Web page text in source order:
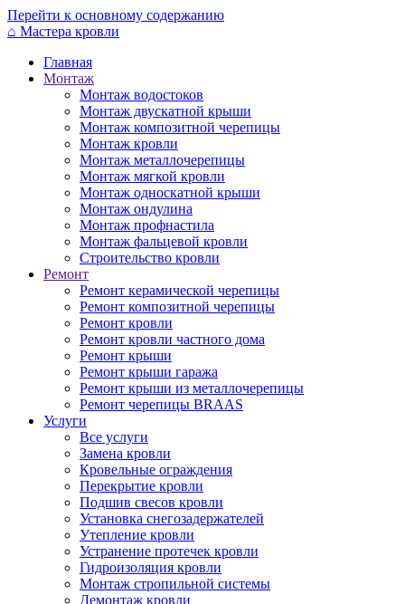
Перейти к основному содержанию
⌂ Мастера кровли
Главная
Монтаж
Монтаж водостоков
Монтаж двускатной крыши
Монтаж композитной черепицы
Монтаж кровли
Монтаж металлочерепицы
Монтаж мягкой кровли
Монтаж односкатной крыши
Монтаж ондулина
Монтаж профнастила
Монтаж фальцевой кровли
Строительство кровли
Ремонт
Ремонт керамической черепицы
Ремонт композитной черепицы
Ремонт кровли
Ремонт кровли частного дома
Ремонт крыши
Ремонт крыши гаража
Ремонт крыши из металлочерепицы
Ремонт черепицы BRAAS
Услуги
Все услуги
Замена кровли
Кровельные ограждения
Перекрытие кровли
Подшив свесов кровли
Установка снегозадержателей
Утепление кровли
Устранение протечек кровли
Гидроизоляция кровли
Монтаж стропильной системы
Демонтаж кровли